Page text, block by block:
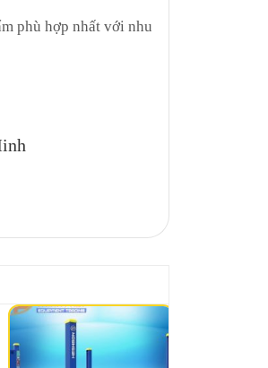
phù hợp nhất với nhu